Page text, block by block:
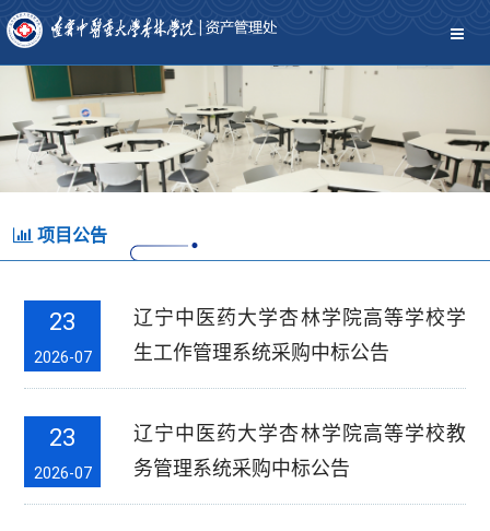
项目公告
23
2026-07
辽宁中医药大学杏林学院高等学校学
生工作管理系统采购中标公告
23
2026-07
辽宁中医药大学杏林学院高等学校教
务管理系统采购中标公告